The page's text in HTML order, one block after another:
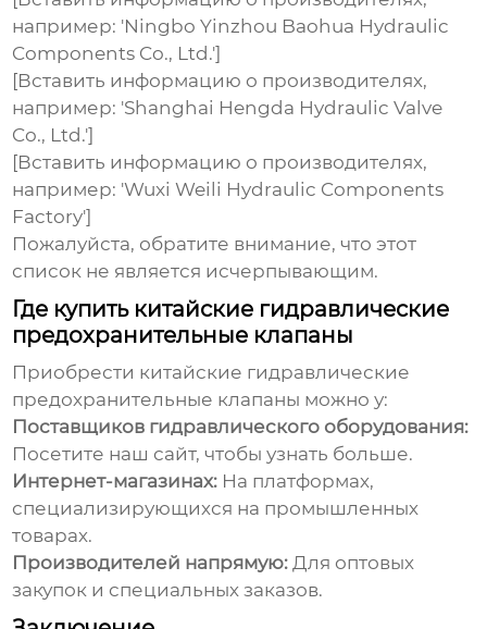
например: 'Ningbo Yinzhou Baohua Hydraulic
Components Co., Ltd.']
[Вставить информацию о производителях,
например: 'Shanghai Hengda Hydraulic Valve
Co., Ltd.']
[Вставить информацию о производителях,
например: 'Wuxi Weili Hydraulic Components
Factory']
Пожалуйста, обратите внимание, что этот
список не является исчерпывающим.
Где купить китайские гидравлические
предохранительные клапаны
Приобрести китайские гидравлические
предохранительные клапаны можно у:
Поставщиков гидравлического оборудования:
Посетите наш сайт, чтобы узнать больше.
Интернет-магазинах: На платформах,
специализирующихся на промышленных
товарах.
Производителей напрямую: Для оптовых
закупок и специальных заказов.